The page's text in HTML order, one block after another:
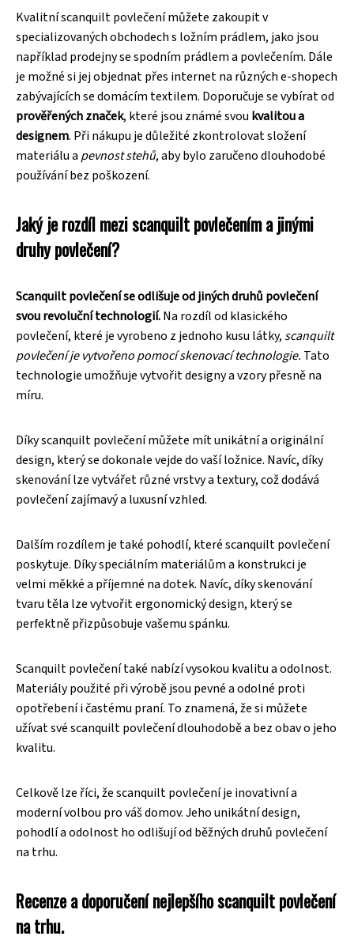
Kvalitní scanquilt povlečení můžete zakoupit v
specializovaných obchodech s ložním prádlem, jako jsou
například prodejny se spodním prádlem a povlečením. Dále
je možné si jej objednat přes internet na různých e-shopech
zabývajících se domácím textilem. Doporučuje se vybírat od
prověřených značek, které jsou známé svou kvalitou a
designem. Při nákupu je důležité zkontrolovat složení
materiálu a pevnost stehů, aby bylo zaručeno dlouhodobé
používání bez poškození.
Jaký je rozdíl mezi scanquilt povlečením a jinými
druhy povlečení?
Scanquilt povlečení se odlišuje od jiných druhů povlečení
svou revoluční technologií.Na rozdíl od klasického
povlečení, které je vyrobeno z jednoho kusu látky, scanquilt
povlečení je vytvořeno pomocí skenovací technologie. Tato
technologie umožňuje vytvořit designy a vzory přesně na
míru.
Díky scanquilt povlečení můžete mít unikátní a originální
design, který se dokonale vejde do vaší ložnice. Navíc, díky
skenování lze vytvářet různé vrstvy a textury, což dodává
povlečení zajímavý a luxusní vzhled.
Dalším rozdílem je také pohodlí, které scanquilt povlečení
poskytuje. Díky speciálním materiálům a konstrukci je
velmi měkké a příjemné na dotek. Navíc, díky skenování
tvaru těla lze vytvořit ergonomický design, který se
perfektně přizpůsobuje vašemu spánku.
Scanquilt povlečení také nabízí vysokou kvalitu a odolnost.
Materiály použité při výrobě jsou pevné a odolné proti
opotřebení i častému praní. To znamená, že si můžete
užívat své scanquilt povlečení dlouhodobě a bez obav o jeho
kvalitu.
Celkově lze říci, že scanquilt povlečení je inovativní a
moderní volbou pro váš domov. Jeho unikátní design,
pohodlí a odolnost ho odlišují od běžných druhů povlečení
na trhu.
Recenze a doporučení nejlepšího scanquilt povlečení
na trhu.